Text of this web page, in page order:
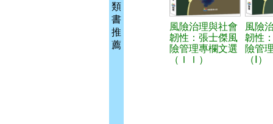
類
書
推
薦
風險治理與社會
韌性：張士傑風
險管理專欄文選
（ＩＩ）
風險
韌性
險管
（Ⅰ）